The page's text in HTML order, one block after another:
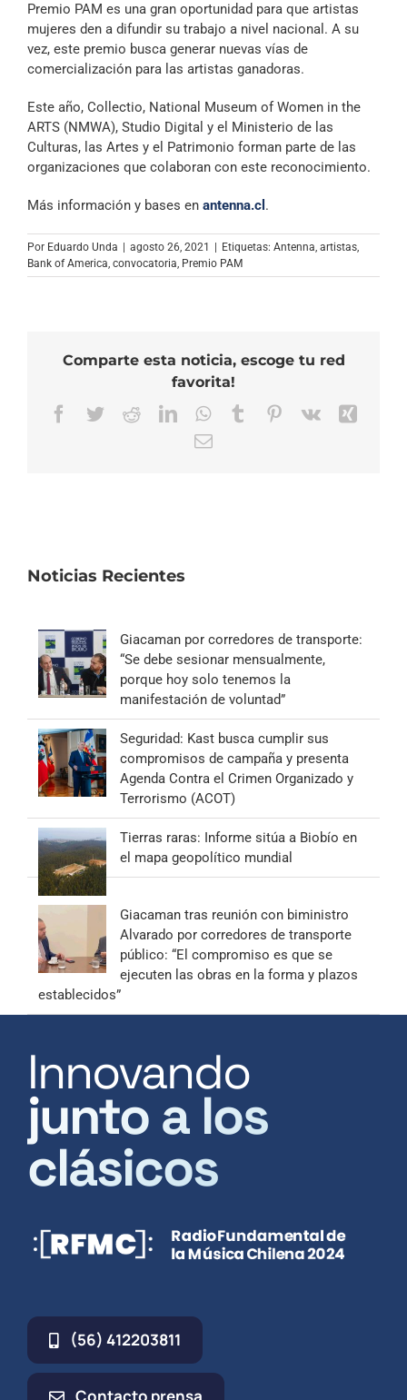
Premio PAM es una gran oportunidad para que artistas
mujeres den a difundir su trabajo a nivel nacional. A su
vez, este premio busca generar nuevas vías de
comercialización para las artistas ganadoras.
Este año, Collectio, National Museum of Women in the
ARTS (NMWA), Studio Digital y el Ministerio de las
Culturas, las Artes y el Patrimonio forman parte de las
organizaciones que colaboran con este reconocimiento.
Más información y bases en antenna.cl .
Por Eduardo Unda agosto 26, 2021 Etiquetas: Antenna, artistas,
Bank of America, convocatoria, Premio PAM
Comparte esta noticia, escoge tu red
favorita!
Facebook
TwitterRedditLinkedInWhatsApp
TumblrPinterest
Vk
Correo
Noticias Recientes
Giacaman por corredores de transporte:
“Se debe sesionar mensualmente,
porque hoy solo tenemos la
manifestación de voluntad”
Seguridad: Kast busca cumplir sus
compromisos de campaña y presenta
Agenda Contra el Crimen Organizado y
Terrorismo (ACOT)
Tierras raras: Informe sitúa a Biobío en
el mapa geopolítico mundial
Giacaman tras reunión con biministro
Alvarado por corredores de transporte
público: “El compromiso es que se
ejecuten las obras en la forma y plazos
establecidos”
Innovando
junto a los
clásicos
(56) 412203811